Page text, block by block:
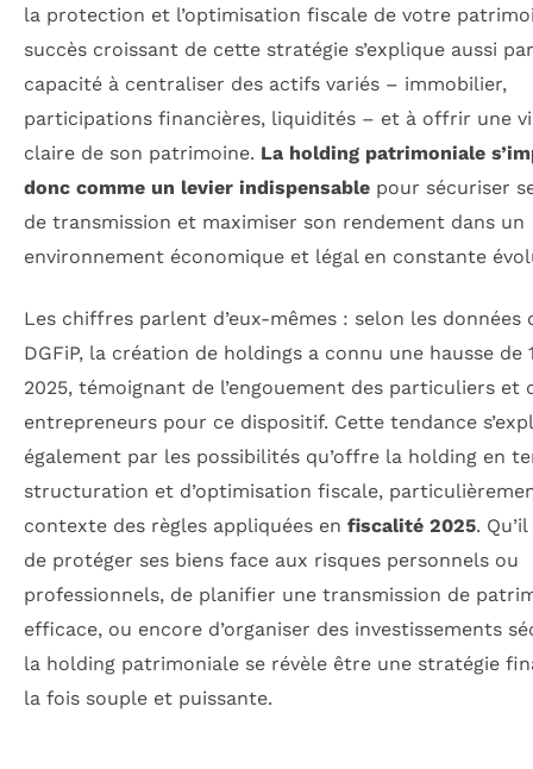
la protection et l’optimisation fiscale de votre
succès croissant de cette stratégie s’explique aussi
capacité à centraliser des actifs variés – immobilier,
participations financières, liquidités – et à offrir une
claire de son patrimoine. La holding patrimoniale
donc comme un levier indispensable pour sécuriser
de transmission et maximiser son rendement dans un
environnement économique et légal en constante
Les chiffres parlent d’eux-mêmes : selon les données
DGFiP, la création de holdings a connu une hausse de
2025, témoignant de l’engouement des particuliers et
entrepreneurs pour ce dispositif. Cette tendance
également par les possibilités qu’offre la holding en
structuration et d’optimisation fiscale,
contexte des règles appliquées en fiscalité 2025. Qu’il
de protéger ses biens face aux risques personnels ou
professionnels, de planifier une transmission de
efficace, ou encore d’organiser des investissements
la holding patrimoniale se révèle être une stratégie
la fois souple et puissante.